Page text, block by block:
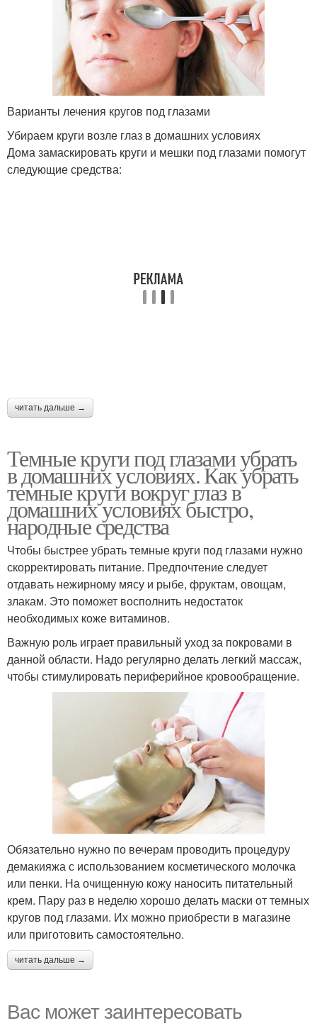
Варианты лечения кругов под глазами
Убираем круги возле глаз в домашних условиях
Дома замаскировать круги и мешки под глазами помогут
следующие средства:
читать дальше →
Темные круги под глазами убрать
в домашних условиях. Как убрать
темные круги вокруг глаз в
домашних условиях быстро,
народные средства
Чтобы быстрее убрать темные круги под глазами нужно
скорректировать питание. Предпочтение следует
отдавать нежирному мясу и рыбе, фруктам, овощам,
злакам. Это поможет восполнить недостаток
необходимых коже витаминов.
Важную роль играет правильный уход за покровами в
данной области. Надо регулярно делать легкий массаж,
чтобы стимулировать периферийное кровообращение.
Обязательно нужно по вечерам проводить процедуру
демакияжа с использованием косметического молочка
или пенки. На очищенную кожу наносить питательный
крем. Пару раз в неделю хорошо делать маски от темных
кругов под глазами. Их можно приобрести в магазине
или приготовить самостоятельно.
читать дальше →
Вас может заинтересовать